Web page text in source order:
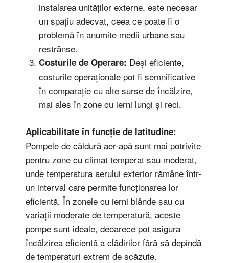
instalarea unităților externe, este necesar
un spațiu adecvat, ceea ce poate fi o
problemă în anumite medii urbane sau
restrânse.
Costurile de Operare: Deși eficiente,
costurile operaționale pot fi semnificative
în comparație cu alte surse de încălzire,
mai ales în zone cu ierni lungi și reci.
Aplicabilitate în funcție de latitudine:
Pompele de căldură aer-apă sunt mai potrivite
pentru zone cu climat temperat sau moderat,
unde temperatura aerului exterior rămâne într-
un interval care permite funcționarea lor
eficientă. În zonele cu ierni blânde sau cu
variații moderate de temperatură, aceste
pompe sunt ideale, deoarece pot asigura
încălzirea eficientă a clădirilor fără să depindă
de temperaturi extrem de scăzute.